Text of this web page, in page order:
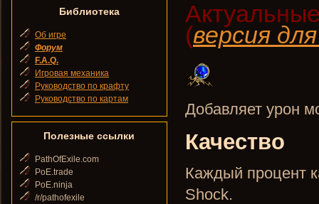
(версия
Добавляет урон
Качество
Каждый процент
Shock.
Библиотека
Об игре
Форум
F.A.Q.
Игровая механика
Руководство по крафту
Руководство по картам
Полезные ссылки
PathOfExile.com
PoE.trade
PoE.ninja
/r/pathofexile